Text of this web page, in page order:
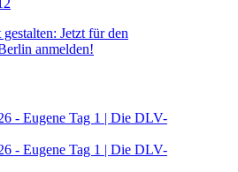
Jetzt für den
anmelden!
- Eugene Tag 1 | Die DLV-
- Eugene Tag 1 | Die DLV-